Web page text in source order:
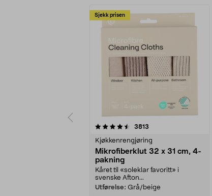
Sjekk prisen
3813
Kjøkkenrengjøring
Mikrofiberklut 32 x 31 cm, 4-
pakning
Kåret til «soleklar favoritt» i
svenske Afton...
Utførelse: Grå/beige
4.5av 5 stjerner